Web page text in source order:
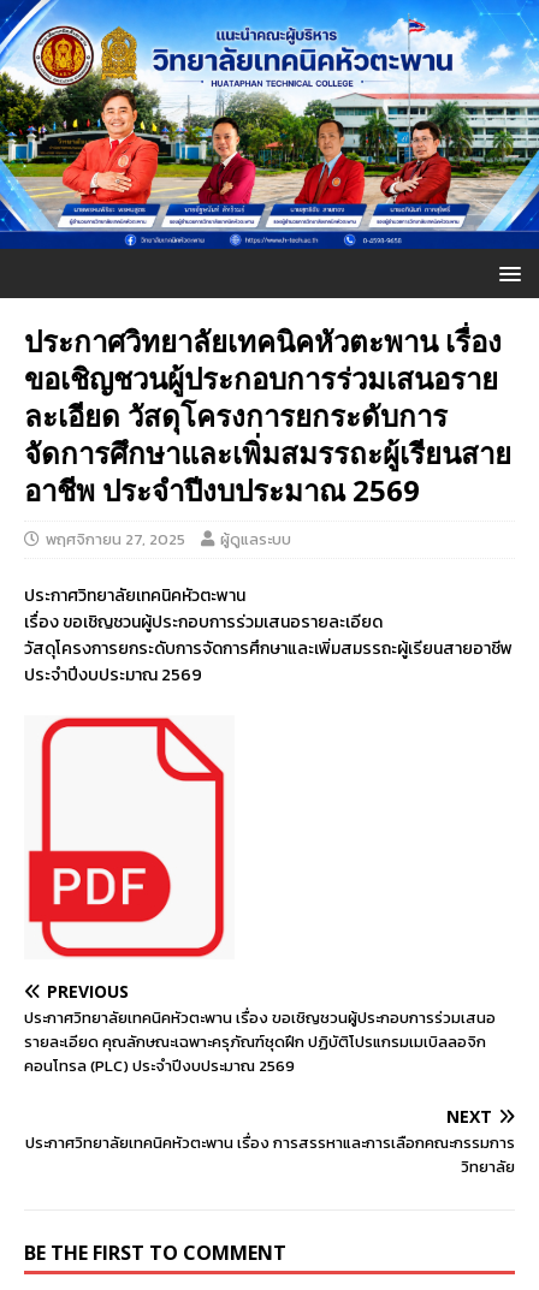
ประกาศวิทยาลัยเทคนิคหัวตะพาน เรื่อง
ขอเชิญชวนผู้ประกอบการร่วมเสนอราย
ละเอียด วัสดุโครงการยกระดับการ
จัดการศึกษาและเพิ่มสมรรถะผู้เรียนสาย
อาชีพ ประจำปีงบประมาณ 2569
พฤศจิกายน 27, 2025 ผู้ดูแลระบบ
ประกาศวิทยาลัยเทคนิคหัวตะพาน
เรื่อง ขอเชิญชวนผู้ประกอบการร่วมเสนอรายละเอียด
วัสดุโครงการยกระดับการจัดการศึกษาและเพิ่มสมรรถะผู้เรียนสายอาชีพ
ประจำปีงบประมาณ 2569
PREVIOUS
ประกาศวิทยาลัยเทคนิคหัวตะพาน เรื่อง ขอเชิญชวนผู้ประกอบการร่วมเสนอ
รายละเอียด คุณลักษณะเฉพาะครุภัณฑ์ชุดฝึก ปฏิบัติโปรแกรมเมเบิลลอจิก
คอนโทรล (PLC) ประจำปีงบประมาณ 2569
NEXT
ประกาศวิทยาลัยเทคนิคหัวตะพาน เรื่อง การสรรหาและการเลือกคณะกรรมการ
วิทยาลัย
BE THE FIRST TO COMMENT